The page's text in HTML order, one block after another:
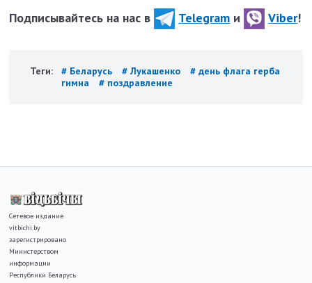
Подписывайтесь на нас в Telegram и Viber!
Теги: # Беларусь # Лукашенко
# день флага герба
гимна
# поздравление
Сетевое издание
vitbichi.by
зарегистрировано
Министерством
информации
Республики Беларусь